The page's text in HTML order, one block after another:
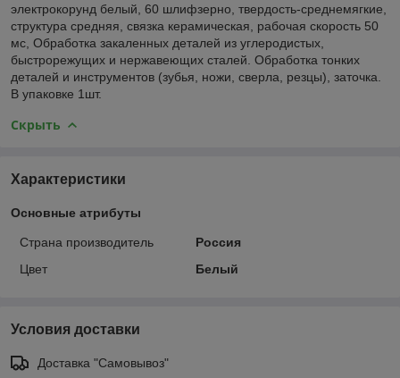
электрокорунд белый, 60 шлифзерно, твердость-среднемягкие,
структура средняя, связка керамическая, рабочая скорость 50
мс, Обработка закаленных деталей из углеродистых,
быстрорежущих и нержавеющих сталей. Обработка тонких
деталей и инструментов (зубья, ножи, сверла, резцы), заточка.
В упаковке 1шт.
Скрыть
Характеристики
Основные атрибуты
Страна производитель
Россия
Цвет
Белый
Условия доставки
Доставка "Самовывоз"